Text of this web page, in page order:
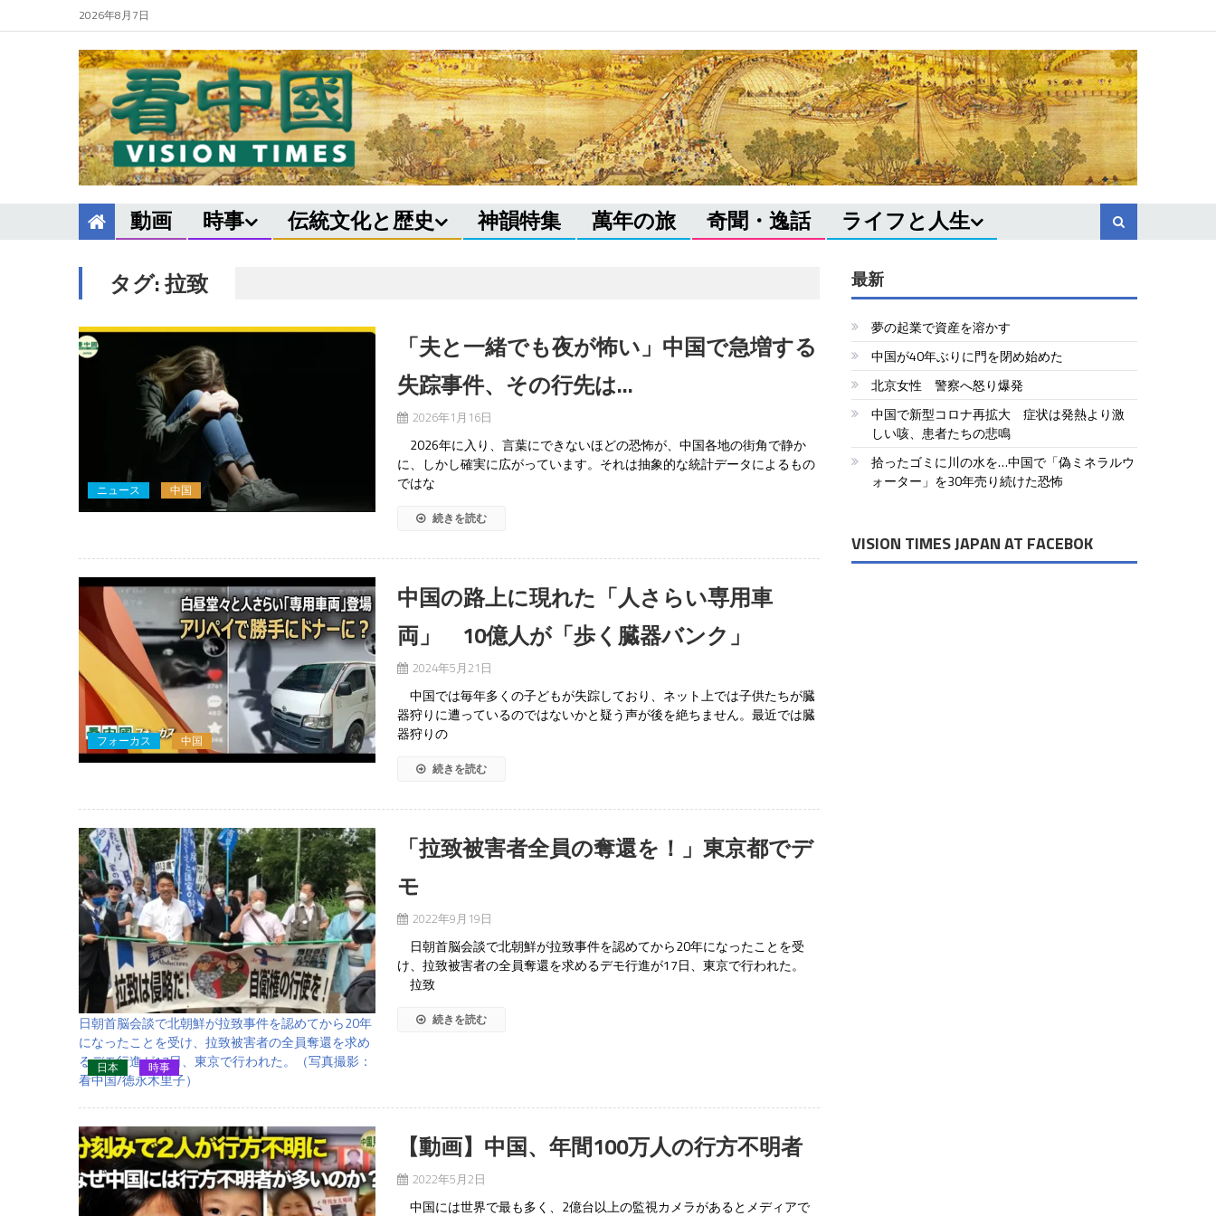
2026年8月7日
動画 時事 伝統文化と歴史 神韻特集 萬年の旅 奇聞・逸話 ライフと人生
タグ:拉致
ニュース 中国
「夫と一緒でも夜が怖い」中国で急増する
失踪事件、その行先は…
2026年1月16日
2026年に入り、言葉にできないほどの恐怖が、中国各地の街角で静か
に、しかし確実に広がっています。それは抽象的な統計データによるもの
ではな
続きを読む
フォーカス 中国
中国の路上に現れた「人さらい専用車
両」 10億人が「歩く臓器バンク」
2024年5月21日
中国では毎年多くの子どもが失踪しており、ネット上では子供たちが臓
器狩りに遭っているのではないかと疑う声が後を絶ちません。最近では臓
器狩りの
続きを読む
日朝首脳会談で北朝鮮が拉致事件を認めてから20年
になったことを受け、拉致被害者の全員奪還を求め
るデモ行進が17日、東京で行われた。（写真撮影：
看中国/徳永木里子）
日本 時事
「拉致被害者全員の奪還を！」東京都でデ
モ
2022年9月19日
日朝首脳会談で北朝鮮が拉致事件を認めてから20年になったことを受
け、拉致被害者の全員奪還を求めるデモ行進が17日、東京で行われた。
拉致
続きを読む
【動画】中国、年間100万人の行方不明者
2022年5月2日
中国には世界で最も多く、2億台以上の監視カメラがあるとメディアで
最新
夢の起業で資産を溶かす
中国が40年ぶりに門を閉め始めた
北京女性 警察へ怒り爆発
中国で新型コロナ再拡大 症状は発熱より激
しい咳、患者たちの悲鳴
拾ったゴミに川の水を…中国で「偽ミネラルウ
ォーター」を30年売り続けた恐怖
VISION TIMES JAPAN AT FACEBOK